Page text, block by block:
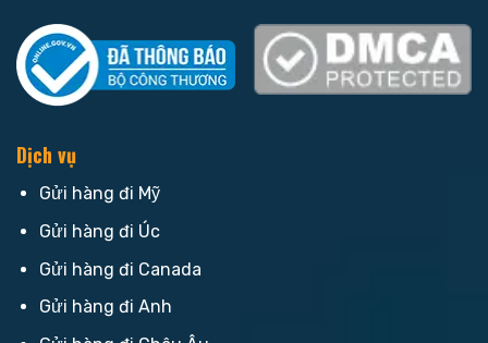
Dịch vụ
Gửi hàng đi Mỹ
Gửi hàng đi Úc
Gửi hàng đi Canada
Gửi hàng đi Anh